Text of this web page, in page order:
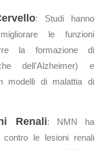
: Studi hanno
le funzioni
la formazione di
dell'Alzheimer) e
modelli di malattia di
Renali: NMN ha
contro le lesioni renali